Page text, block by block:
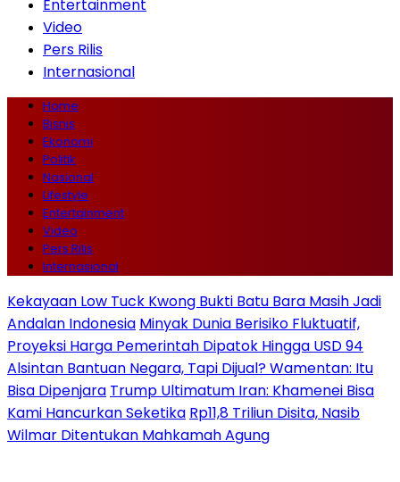
Entertainment
Video
Pers Rilis
Internasional
Home
Bisnis
Ekonomi
Politik
Nasional
Lifestyle
Entertainment
Video
Pers Rilis
Internasional
Kekayaan Low Tuck Kwong Bukti Batu Bara Masih Jadi
Andalan Indonesia Minyak Dunia Berisiko Fluktuatif,
Proyeksi Harga Pemerintah Dipatok Hingga USD 94
Alsintan Bantuan Negara, Tapi Dijual? Wamentan: Itu
Bisa Dipenjara Trump Ultimatum Iran: Khamenei Bisa
Kami Hancurkan Seketika Rp11,8 Triliun Disita, Nasib
Wilmar Ditentukan Mahkamah Agung